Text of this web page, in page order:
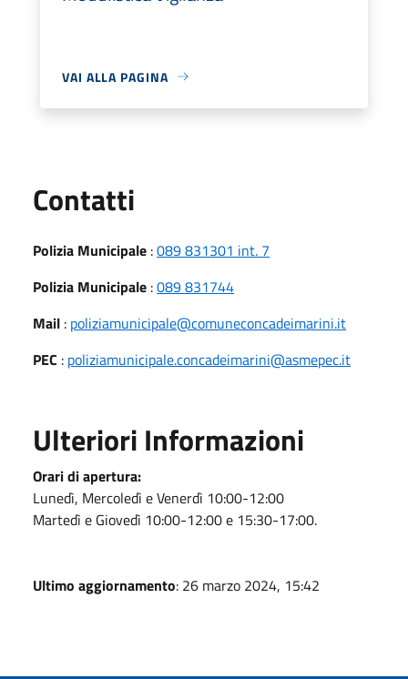
VAI ALLA PAGINA
Contatti
Polizia Municipale :089 831301 int. 7
Polizia Municipale :089 831744
Mail : poliziamunicipale@comuneconcadeimarini.it
PEC : poliziamunicipale.concadeimarini@asmepec.it
Ulteriori Informazioni
Orari di apertura:
Lunedì, Mercoledì e Venerdì 10:00-12:00
Martedì e Giovedì 10:00-12:00 e 15:30-17:00.
Ultimo aggiornamento: 26 marzo 2024, 15:42